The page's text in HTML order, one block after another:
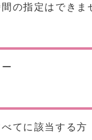
間の指定はできま
てに該当する方